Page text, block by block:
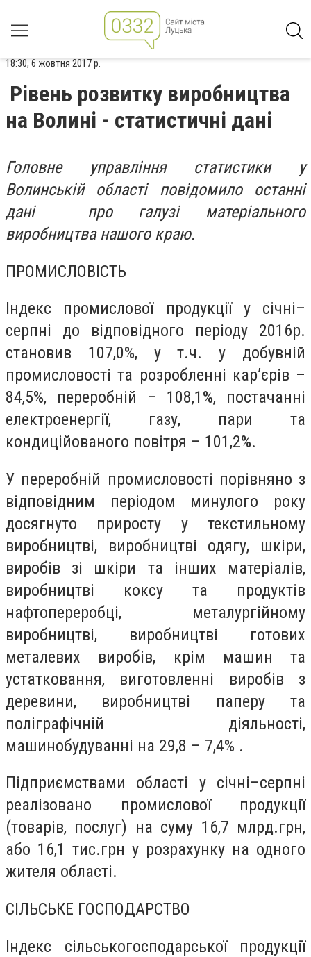
18:30, 6 жовтня 2017 р.
Рівень розвитку виробництва
на Волині - статистичні дані
Головне управління статистики у
Волинській області повідомило останні
дані про галузі матеріального
виробництва нашого краю.
ПРОМИСЛОВІСТЬ
Індекс промислової продукції у січні–
серпні до відповідного періоду 2016р.
становив 107,0%, у т.ч. у добувній
промисловості та розробленні кар’єрів –
84,5%, переробній – 108,1%, постачанні
електроенергії, газу, пари та
кондиційованого повітря – 101,2%.
У переробній промисловості порівняно з
відповідним періодом минулого року
досягнуто приросту у текстильному
виробництві, виробництві одягу, шкіри,
виробів зі шкіри та інших матеріалів,
виробництві коксу та продуктів
нафтопереробці, металургійному
виробництві, виробництві готових
металевих виробів, крім машин та
устатковання, виготовленні виробів з
деревини, виробництві паперу та
поліграфічній діяльності,
машинобудуванні на 29,8 – 7,4% .
Підприємствами області у січні–серпні
реалізовано промислової продукції
(товарів, послуг) на суму 16,7 млрд.грн,
або 16,1 тис.грн у розрахунку на одного
жителя області.
СІЛЬСЬКЕ ГОСПОДАРСТВО
Індекс сільськогосподарської продукції